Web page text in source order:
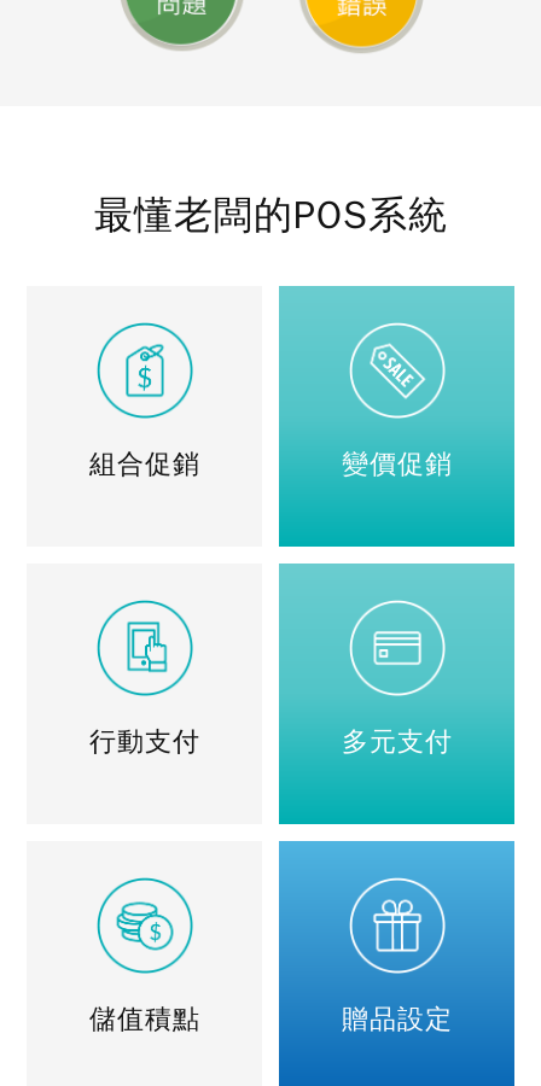
最懂老闆的POS系統
組合促銷 變價促銷
行動支付 多元支付
儲值積點 贈品設定